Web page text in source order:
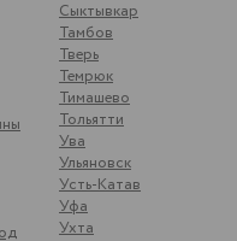
Сыктывкар
Тамбов
Тверь
Темрюк
Тимашево
Тольятти
Ува
Ульяновск
Усть-Катав
Уфа
Ухта